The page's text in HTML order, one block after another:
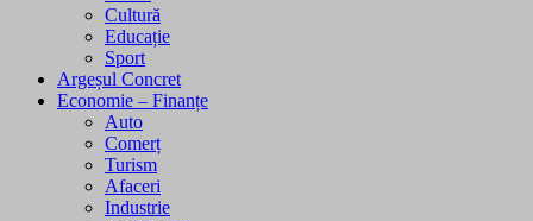
Cultură
Educație
Sport
Argeșul Concret
Economie – Finanțe
Auto
Comerț
Turism
Afaceri
Industrie